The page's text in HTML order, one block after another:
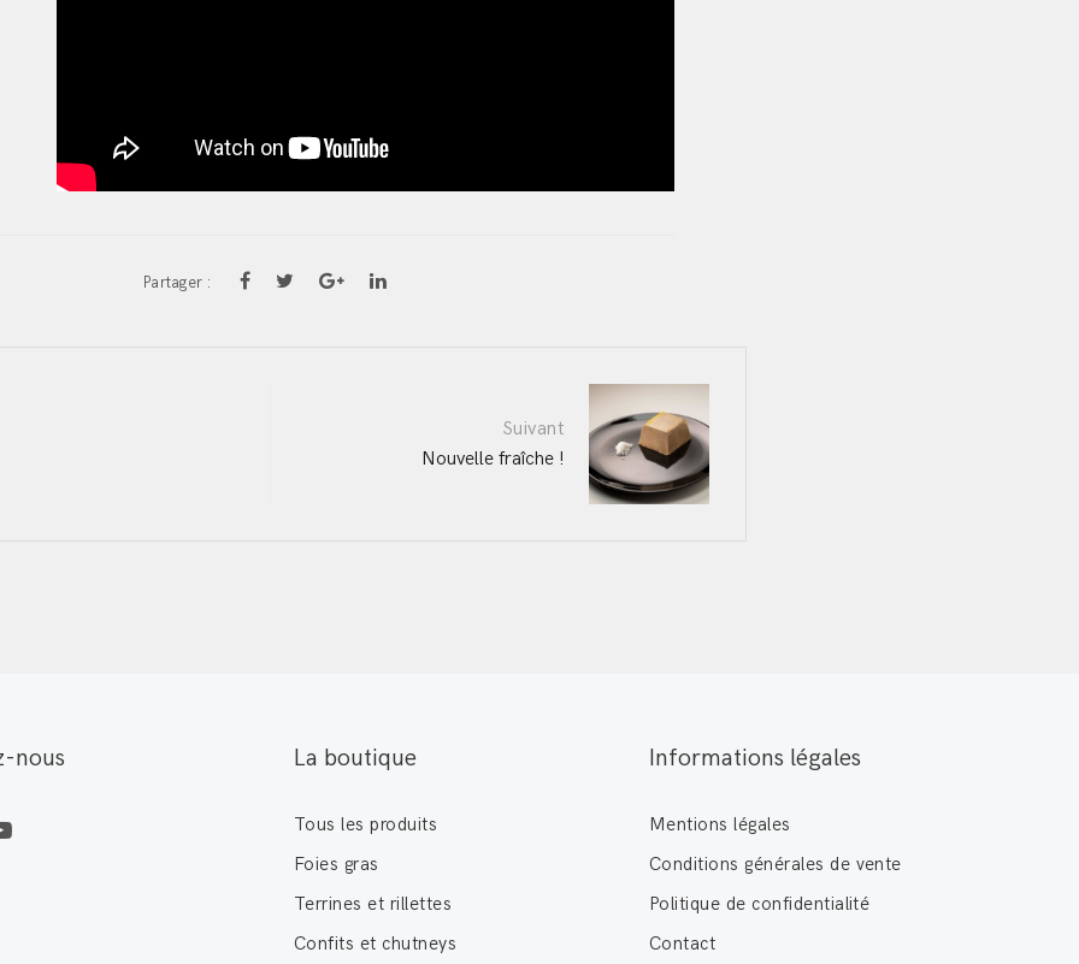
Partager :
Suivant
Nouvelle fraîche !
nous La boutique
Tous les produits
Foies gras
Terrines et rillettes
Confits et chutneys
Informations légales
Mentions légales
Conditions générales de vente
Politique de confidentialité
Contact